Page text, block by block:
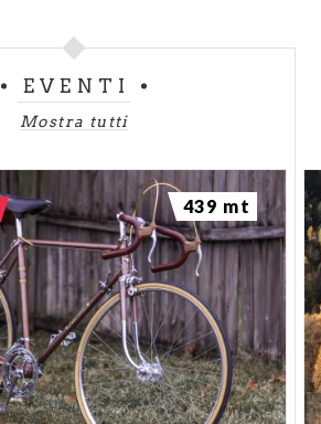
EVENTI
Mostra tutti
439 mt